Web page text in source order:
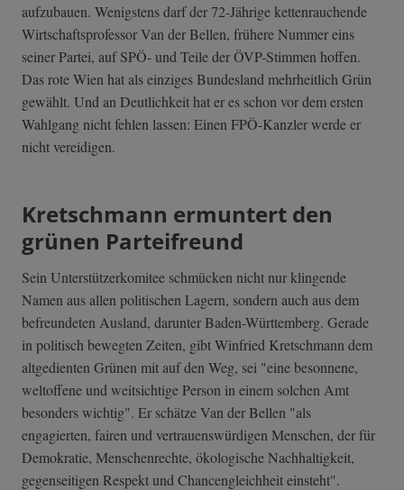
aufzubauen. Wenigstens darf der 72-Jährige kettenrauchende
Wirtschaftsprofessor Van der Bellen, frühere Nummer eins
seiner Partei, auf SPÖ- und Teile der ÖVP-Stimmen hoffen.
Das rote Wien hat als einziges Bundesland mehrheitlich Grün
gewählt. Und an Deutlichkeit hat er es schon vor dem ersten
Wahlgang nicht fehlen lassen: Einen FPÖ-Kanzler werde er
nicht vereidigen.
Kretschmann ermuntert den
grünen Parteifreund
Sein Unterstützerkomitee schmücken nicht nur klingende
Namen aus allen politischen Lagern, sondern auch aus dem
befreundeten Ausland, darunter Baden-Württemberg. Gerade
in politisch bewegten Zeiten, gibt Winfried Kretschmann dem
altgedienten Grünen mit auf den Weg, sei "eine besonnene,
weltoffene und weitsichtige Person in einem solchen Amt
besonders wichtig". Er schätze Van der Bellen "als
engagierten, fairen und vertrauenswürdigen Menschen, der für
Demokratie, Menschenrechte, ökologische Nachhaltigkeit,
gegenseitigen Respekt und Chancengleichheit einsteht".